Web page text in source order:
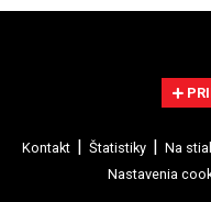
Kontakt Štatistiky Na
Nastavenia